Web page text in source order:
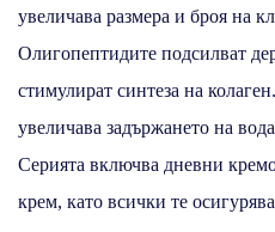
увеличава размера и броя на
Олигопептидите подсилват
стимулират синтеза на
увеличава задържането на
Серията включва дневни
крем, като всички те